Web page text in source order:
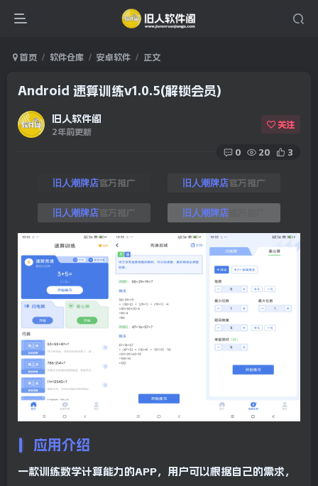
首页 软件仓库 安卓软件 正文
Android 速算训练v1.0.5(解锁会员)
旧人软件阁
2年前更新
关注
0 20 3
旧人潮牌店官方推广 旧人潮牌店官方推广
旧人潮牌店官方推广 旧人潮牌店
应用介绍
一款训练数学计算能力的APP，用户可以根据自己的需求，